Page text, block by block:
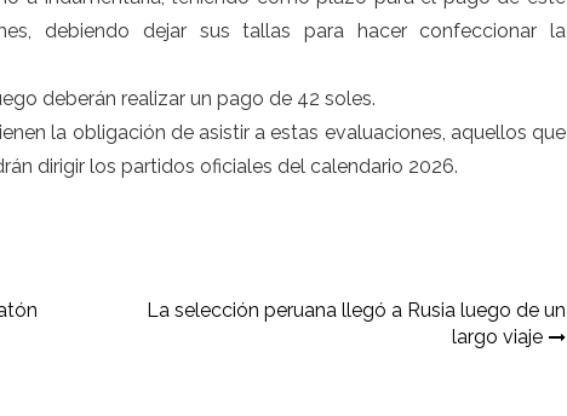
debiendo dejar sus tallas para hacer confeccionar la
deberán realizar un pago de 42 soles.
la obligación de asistir a estas evaluaciones, aquellos que
dirigir los partidos oficiales del calendario 2026.
La selección peruana llegó a Rusia luego de un
largo viaje